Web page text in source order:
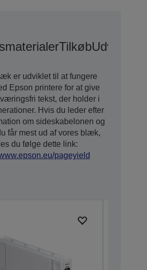
Tilkøb
er udviklet til at fungere
Epson printere for at give
tekst, der holder i
Hvis du leder efter
om sideskabelonen og
får mest ud af vores blæk,
du følge dette link:
pageyield